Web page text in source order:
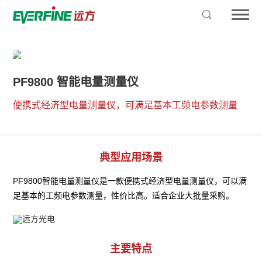
PF9800 智能电量测量仪
便携式经济型电量测量仪，可满足基本工频电参数测量
典型应用场景
PF9800智能电量测量仪是一款便携式经济型电量测量仪，可以满
足基本的工频电参数测量，性价比高。适合企业大批量采购。
主要特点